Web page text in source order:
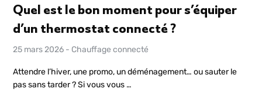
Quel est le bon moment pour s’équiper
d’un thermostat connecté ?
25 mars 2026 - Chauffage connecté
Attendre l’hiver, une promo, un déménagement… ou sauter le
pas sans tarder ? Si vous vous …